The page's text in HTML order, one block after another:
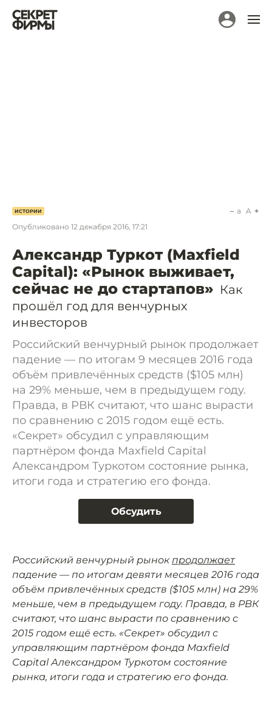
ИСТОРИИ
Опубликовано 12 декабря 2016, 17:21
a A
Александр Туркот (Maxfield
Capital): «Рынок выживает,
сейчас не до стартапов» Как
прошёл год для венчурных
инвесторов
Российский венчурный рынок продолжает
падение — по итогам 9 месяцев 2016 года
объём привлечённых средств ($105 млн)
на 29% меньше, чем в предыдущем году.
Правда, в РВК считают, что шанс вырасти
по сравнению с 2015 годом ещё есть.
«Секрет» обсудил с управляющим
партнёром фонда Maxfield Capital
Александром Туркотом состояние рынка,
итоги года и стратегию его фонда.
Обсудить
Российский венчурный рынокпродолжает
падение — по итогам девяти месяцев 2016 года
объём привлечённых средств ($105 млн) на 29%
меньше, чем в предыдущем году. Правда, в РВК
считают, что шанс вырасти по сравнению с
2015 годом ещё есть. «Секрет» обсудил с
управляющим партнёром фонда Maxfield
Capital Александром Туркотом состояние
рынка, итоги года и стратегию его фонда.